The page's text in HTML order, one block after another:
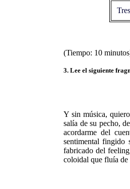
(Tiempo: 10
3. Lee el siguiente
Y sin música,
salía de su pecho,
acordarme del
sentimental fingido
fabricado del
coloidal que fluía de